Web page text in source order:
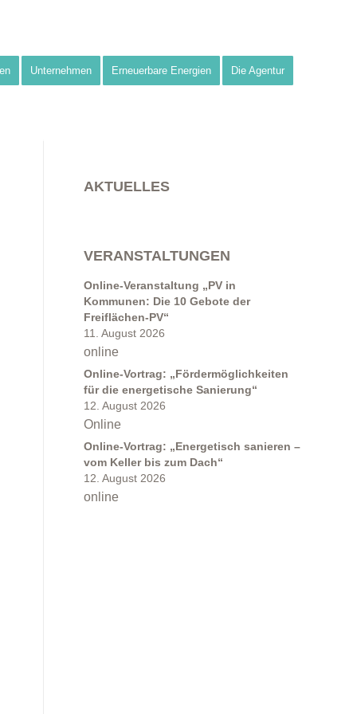
Unternehmen Erneuerbare Energien Die Agentur
AKTUELLES
VERANSTALTUNGEN
Online-Veranstaltung „PV in
Kommunen: Die 10 Gebote der
Freiflächen-PV“
11. August 2026
online
Online-Vortrag: „Fördermöglichkeiten
für die energetische Sanierung“
12. August 2026
Online
Online-Vortrag: „Energetisch sanieren –
vom Keller bis zum Dach“
12. August 2026
online